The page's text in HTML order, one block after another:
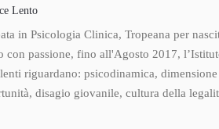
Lento
in Psicologia Clinica, Tropeana per
con passione, fino all'Agosto 2017,
riguardano: psicodinamica,
disagio giovanile, cultura della